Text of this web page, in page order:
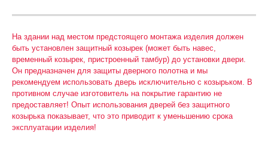
На здании над местом предстоящего монтажа изделия должен
быть установлен защитный козырек (может быть навес,
временный козырек, пристроенный тамбур) до установки двери.
Он предназначен для защиты дверного полотна и мы
рекомендуем использовать дверь исключительно с козырьком. В
противном случае изготовитель на покрытие гарантию не
предоставляет! Опыт использования дверей без защитного
козырька показывает, что это приводит к уменьшению срока
эксплуатации изделия!